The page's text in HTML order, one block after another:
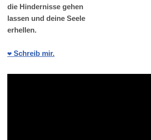
die Hindernisse gehen
lassen und deine Seele
erhellen.
❤️ Schreib mir.